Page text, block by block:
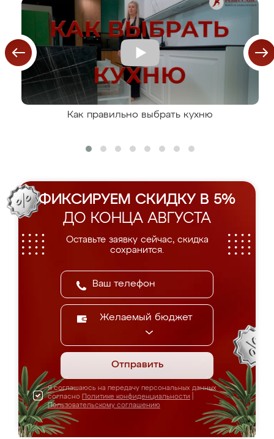
Как правильно выбрать кухню
ФИКСИРУЕМ СКИДКУ В 5%
ДО КОНЦА АВГУСТА
Оставьте заявку сейчас, скидка
сохранится.
Желаемый бюджет
Отправить
Я соглашаюсь на передачу персональных данных
согласно Политике конфиденциальности
Пользовательскому соглашению